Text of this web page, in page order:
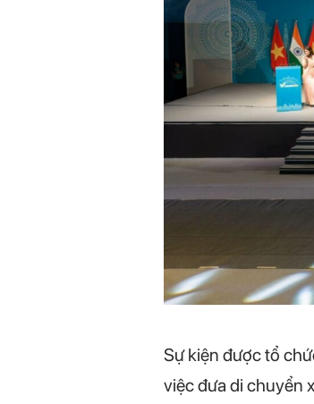
Sự kiện được tổ
việc đưa di chuyển